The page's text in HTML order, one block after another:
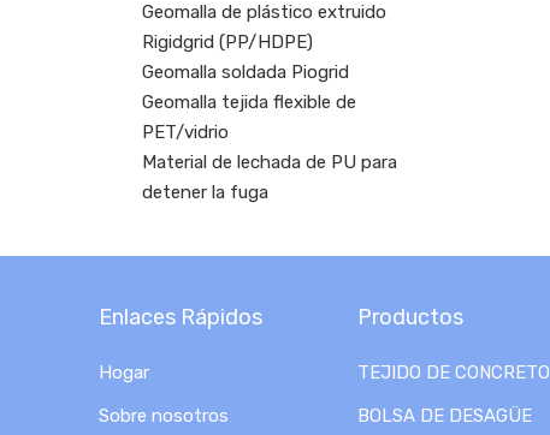
Geomalla de plástico extruido
Rigidgrid (PP/HDPE)
Geomalla soldada Piogrid
Geomalla tejida flexible de
PET/vidrio
Material de lechada de PU para
detener la fuga
Enlaces Rápidos
Hogar
Sobre nosotros
Productos
TEJIDO DE CONCRETO
BOLSA DE DESAGÜE